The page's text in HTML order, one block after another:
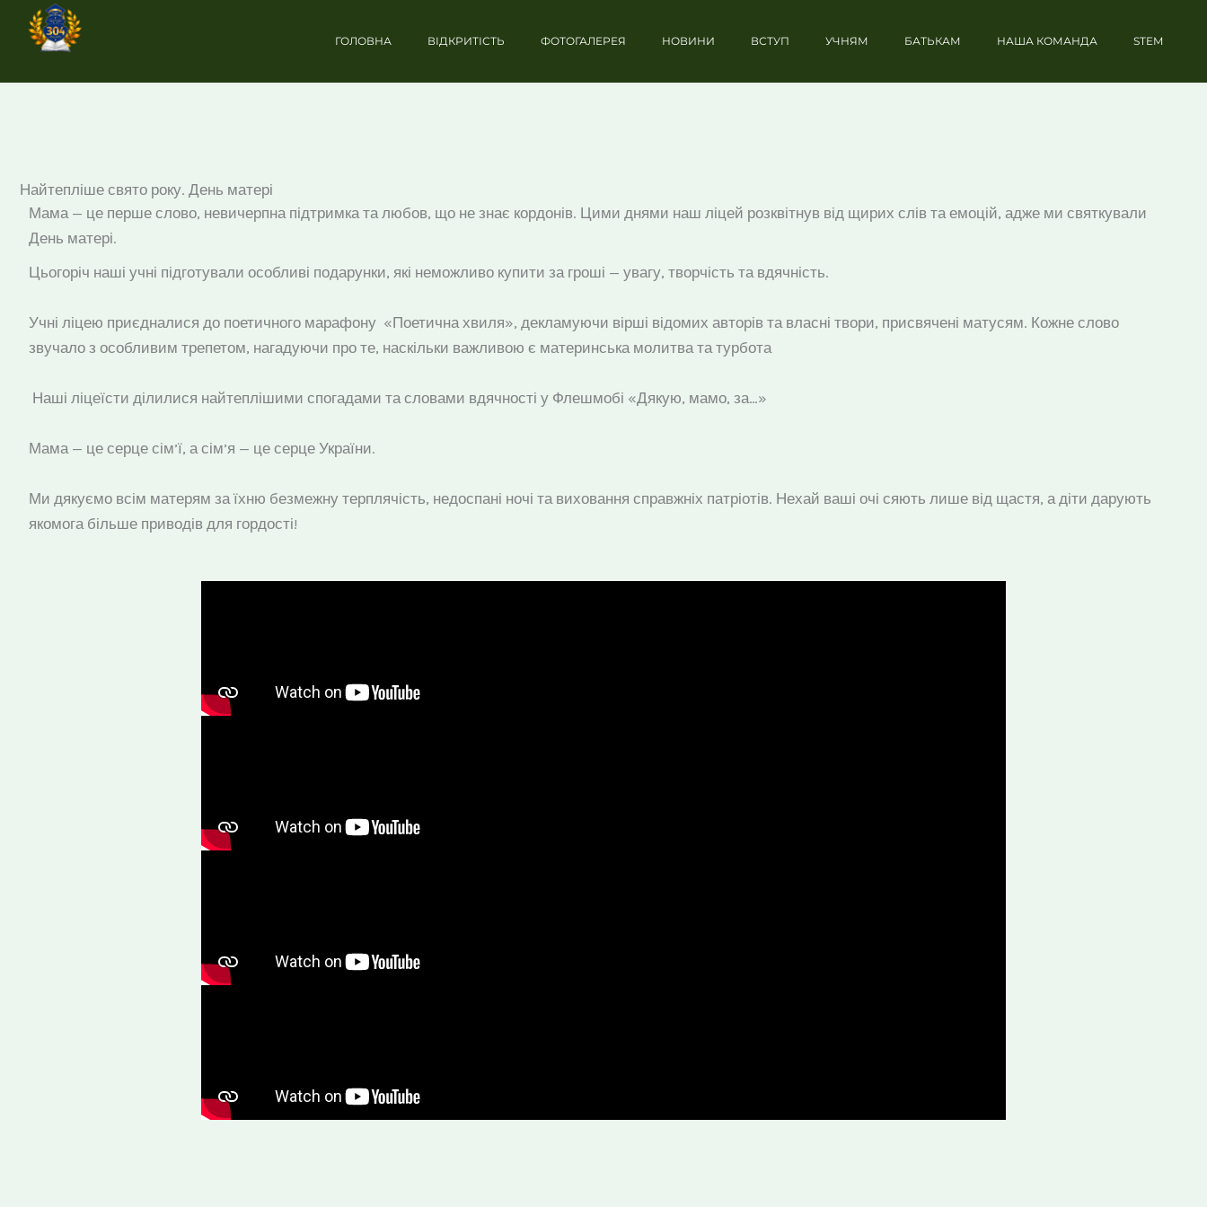
Перейти
ГОЛОВНА ВІДКРИТІСТЬ ФОТОГАЛЕРЕЯ НОВИНИ ВСТУП УЧНЯМ БАТЬКАМ НАША КОМАНДА STEM
Найтепліше свято року. День матері
Мама — це перше слово, невичерпна підтримка та любов, що не знає кордонів. Цими днями наш ліцей розквітнув від щирих слів та емоцій, адже ми святкували
День матері.
Цьогоріч наші учні підготували особливі подарунки, які неможливо купити за гроші — увагу, творчість та вдячність.
Учні ліцею приєдналися до поетичного марафону «Поетична хвиля», декламуючи вірші відомих авторів та власні твори, присвячені матусям. Кожне слово
звучало з особливим трепетом, нагадуючи про те, наскільки важливою є материнська молитва та турбота
Наші ліцеїсти ділилися найтеплішими спогадами та словами вдячності у Флешмобі «Дякую, мамо, за…»
Мама — це серце сім’ї, а сім’я — це серце України.
Ми дякуємо всім матерям за їхню безмежну терплячість, недоспані ночі та виховання справжніх патріотів. Нехай ваші очі сяють лише від щастя, а діти дарують
якомога більше приводів для гордості!